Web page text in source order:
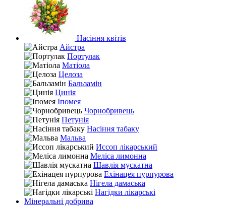
Насіння квітів
Айстра
Портулак
Матіола
Целоза
Бальзамін
Цинія
Іпомея
Чорнобривець
Петунія
Насіння табаку
Мальва
Иссоп лікарський
Меліса лимонна
Шавлія мускатна
Ехінацея пурпурова
Нігела дамаська
Нагідки лікарські
Мінеральні добрива